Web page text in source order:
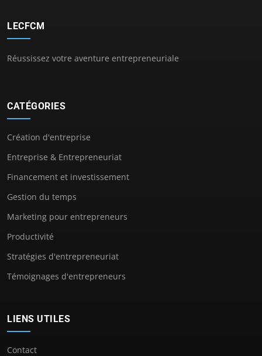
LECFCM
Réussissez votre aventure entrepreneuriale
CATÉGORIES
Création d'entreprise
Entreprise & Entrepreneuriat
Financement et investissement
Gestion du temps
Marketing pour entrepreneurs
Productivité
Stratégies d'entrepreneuriat
Témoignages d'entrepreneurs
LIENS UTILES
Contact